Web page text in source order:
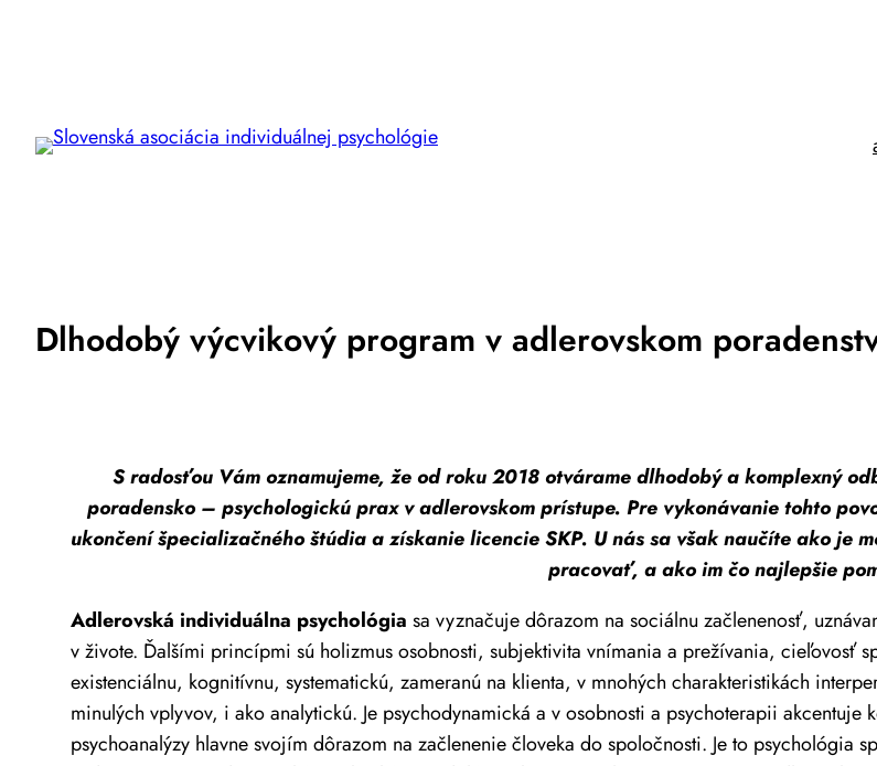
Dlhodobý výcvikový program v adlerovskom
S radosťou Vám oznamujeme, že od roku 2018 otvárame dlhodobý a komplexný
poradensko – psychologickú prax v adlerovskom prístupe. Pre vykonávanie tohto
ukončení špecializačného štúdia a získanie licencie SKP. U nás sa však naučíte ako je
pracovať, a ako im čo najlepšie
Adlerovská individuálna psychológia sa vyznačuje dôrazom na sociálnu začlenenosť,
v živote. Ďalšími princípmi sú holizmus osobnosti, subjektivita vnímania a prežívania, cieľovosť
existenciálnu, kognitívnu, systematickú, zameranú na klienta, v mnohých charakteristikách
minulých vplyvov, i ako analytickú. Je psychodynamická a v osobnosti a psychoterapii
psychoanalýzy hlavne svojím dôrazom na začlenenie človeka do spoločnosti. Je to psychológia